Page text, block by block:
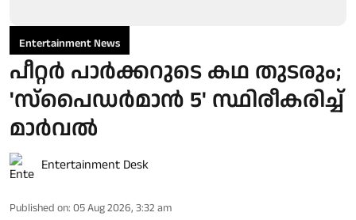
Entertainment News
പീറ്റർ പാർക്കറുടെ കഥ തുടരും;
'സ്‌പൈഡർമാൻ 5' സ്ഥിരീകരിച്ച്
മാർവൽ
Entertainment Desk
Published on: 05 Aug 2026, 3:32 am